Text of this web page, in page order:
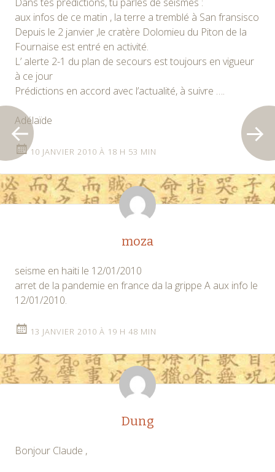
aux infos de ce matin , la terre a tremblé à San fransisco
Depuis le 2 janvier ,le cratère Dolomieu du Piton de la
Fournaise est entré en activité.
L’ alerte 2-1 du plan de secours est toujours en vigueur
à ce jour
Prédictions en accord avec l’actualité, à suivre ….
Adélaïde
10 JANVIER 2010 À 18 H 53 MIN
moza
seisme en haiti le 12/01/2010
arret de la pandemie en france da la grippe A aux info le
12/01/2010.
13 JANVIER 2010 À 19 H 48 MIN
Dung
Bonjour Claude ,